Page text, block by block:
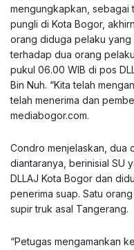
mengungkapkan, sebagai
pungli di Kota Bogor,
orang diduga pelaku
terhadap dua orang
pukul 06.00 WIB di pos
Bin Nuh. “Kita telah
telah menerima dan
mediabogor.com.
Condro menjelaskan, dua
diantaranya, berinisial SU
DLLAJ Kota Bogor dan
penerima suap. Satu
supir truk asal Tangerang.
“Petugas mengamankan